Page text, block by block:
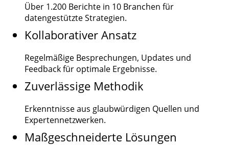
Über 1.200 Berichte in 10 Branchen für
datengestützte Strategien.
Kollaborativer Ansatz
Regelmäßige Besprechungen, Updates und
Feedback für optimale Ergebnisse.
Zuverlässige Methodik
Erkenntnisse aus glaubwürdigen Quellen und
Expertennetzwerken.
Maßgeschneiderte Lösungen